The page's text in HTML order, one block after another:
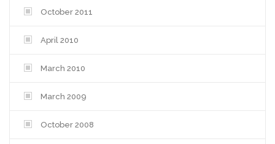
October 2011
April 2010
March 2010
March 2009
October 2008